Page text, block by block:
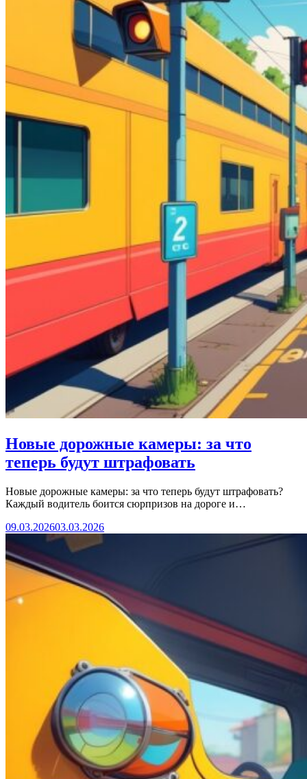
Новые дорожные камеры: за что
теперь будут штрафовать
Новые дорожные камеры: за что теперь будут штрафовать?
Каждый водитель боится сюрпризов на дороге и…
09.03.202603.03.2026